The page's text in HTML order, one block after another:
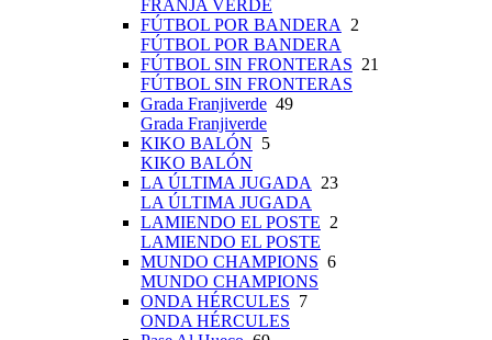
FRANJA VERDE
FÚTBOL POR BANDERA
2
FÚTBOL POR BANDERA
FÚTBOL SIN FRONTERAS 21
FÚTBOL SIN FRONTERAS
Grada Franjiverde 49
Grada Franjiverde
KIKO BALÓN 5
KIKO BALÓN
LA ÚLTIMA JUGADA
23
LA ÚLTIMA JUGADA
LAMIENDO EL POSTE 2
LAMIENDO EL POSTE
MUNDO CHAMPIONS 6
MUNDO CHAMPIONS
ONDA HÉRCULES 7
ONDA HÉRCULES